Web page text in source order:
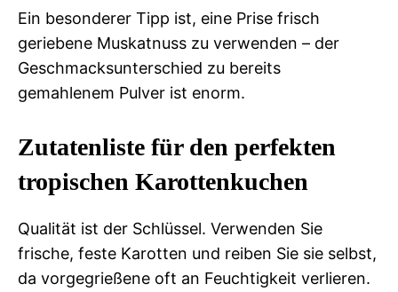
Ein besonderer Tipp ist, eine Prise frisch
geriebene Muskatnuss zu verwenden – der
Geschmacksunterschied zu bereits
gemahlenem Pulver ist enorm.
Zutatenliste für den perfekten
tropischen Karottenkuchen
Qualität ist der Schlüssel. Verwenden Sie
frische, feste Karotten und reiben Sie sie selbst,
da vorgegrießene oft an Feuchtigkeit verlieren.